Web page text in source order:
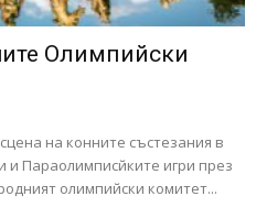
Олимпийски
на конните състезания в
и Параолимписйките игри през
олимпийски комитет...